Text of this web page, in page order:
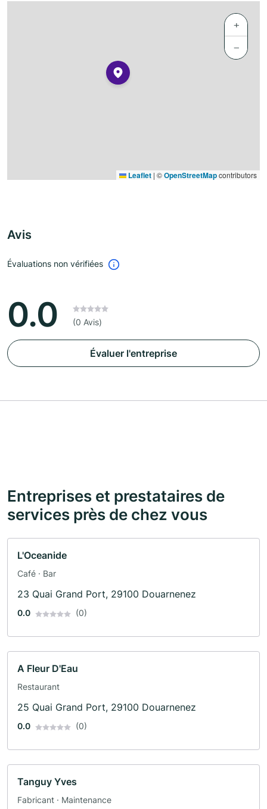
+
−
Leaflet | ©OpenStreetMapcontributors
Avis
Évaluations non vérifiées
0.0 (0 Avis)
Évaluer l'entreprise
Entreprises et prestataires de
services près de chez vous
L'Oceanide
Café · Bar
23 Quai Grand Port, 29100 Douarnenez
0.0 (0)
A Fleur D'Eau
Restaurant
25 Quai Grand Port, 29100 Douarnenez
0.0 (0)
Tanguy Yves
Fabricant · Maintenance